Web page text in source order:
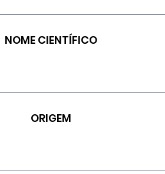
NOME CIENTÍFICO
ORIGEM